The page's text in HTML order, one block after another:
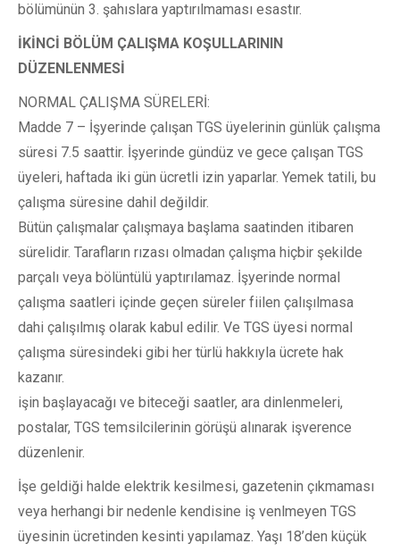
bölümünün 3. şahıslara yaptırılmaması esastır.
İKİNCİ BÖLÜM ÇALIŞMA KOŞULLARININ
DÜZENLENMESİ
NORMAL ÇALIŞMA SÜRELERİ:
Madde 7 – İşyerinde çalışan TGS üyelerinin günlük çalışma
süresi 7.5 saattir. İşyerinde gündüz ve gece çalışan TGS
üyeleri, haftada iki gün ücretli izin yaparlar. Yemek tatili, bu
çalışma süresine dahil değildir.
Bütün çalışmalar çalışmaya başlama saatinden itibaren
sürelidir. Tarafların rızası olmadan çalışma hiçbir şekilde
parçalı veya bölüntülü yaptırılamaz. İşyerinde normal
çalışma saatleri içinde geçen süreler fiilen çalışılmasa
dahi çalışılmış olarak kabul edilir. Ve TGS üyesi normal
çalışma süresindeki gibi her türlü hakkıyla ücrete hak
kazanır.
işin başlayacağı ve biteceği saatler, ara dinlenmeleri,
postalar, TGS temsilcilerinin görüşü alınarak işverence
düzenlenir.
İşe geldiği halde elektrik kesilmesi, gazetenin çıkmaması
veya herhangi bir nedenle kendisine iş venlmeyen TGS
üyesinin ücretinden kesinti yapılamaz. Yaşı 18’den küçük